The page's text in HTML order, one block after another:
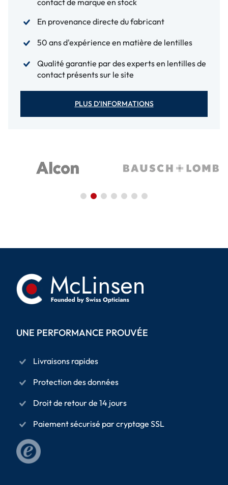
En provenance directe du fabricant
50 ans d'expérience en matière de lentilles
Qualité garantie par des experts en lentilles de
contact présents sur le site
PLUS D'INFORMATIONS
UNE PERFORMANCE PROUVÉE
Livraisons rapides
Protection des données
Droit de retour de 14 jours
Paiement sécurisé par cryptage SSL